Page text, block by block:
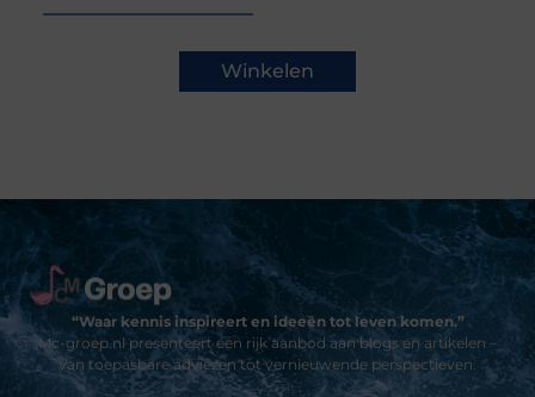
Winkelen
“Waar kennis inspireert en ideeën tot leven komen.”
Mc-groep.nl presenteert een rijk aanbod aan blogs en artikelen –
van toepasbare adviezen tot vernieuwende perspectieven.